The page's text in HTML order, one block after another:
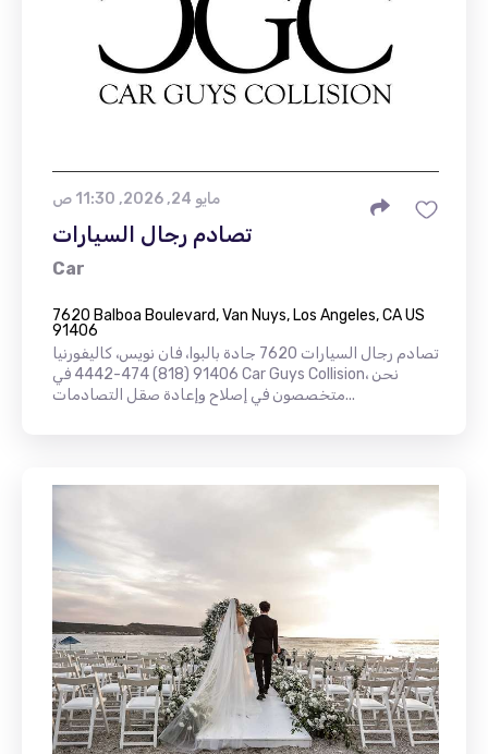
مايو 24, 2026, 11:30 ص
تصادم رجال السيارات
Car
7620 Balboa Boulevard, Van Nuys, Los Angeles, CA US
91406
تصادم رجال السيارات 7620 جادة بالبوا، فان نويس، كاليفورنيا
91406 (818) 474-4442 في Car Guys Collision، نحن
متخصصون في إصلاح وإعادة صقل التصادمات...